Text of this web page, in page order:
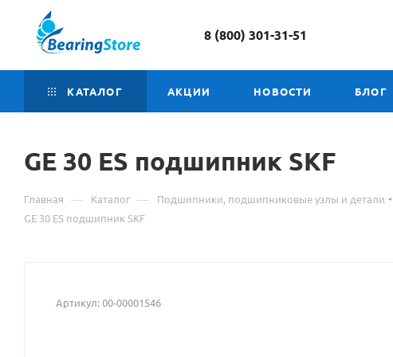
8 (800) 301-31-51
КАТАЛОГ АКЦИИ НОВОСТИ БЛОГ
GE 30 ES Материал
о
товаре
ES
подшипник SKF
Главная — Каталог — Подшипники, подшипниковые узлы и детали
GE 30 ES подшипник SKF
Артикул:00-00001546